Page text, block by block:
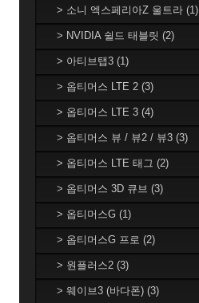
> 소니 엑스페리아Z 울트라 (1)
> NVIDIA 쉴드 태블릿 (2)
> 아티브탭3 (1)
> 옵티머스 LTE 2 (3)
> 옵티머스 LTE 3 (4)
> 옵티머스 뷰 / 뷰2 / 뷰3 (3)
> 옵티머스 LTE 태그 (2)
> 옵티머스 3D 큐브 (3)
> 옵티머스G (1)
> 옵티머스G 프로 (2)
> 원플러스2 (3)
> 웨이브3 (바다폰) (3)